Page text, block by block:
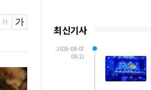
최신기사
2026-08-07
08:11